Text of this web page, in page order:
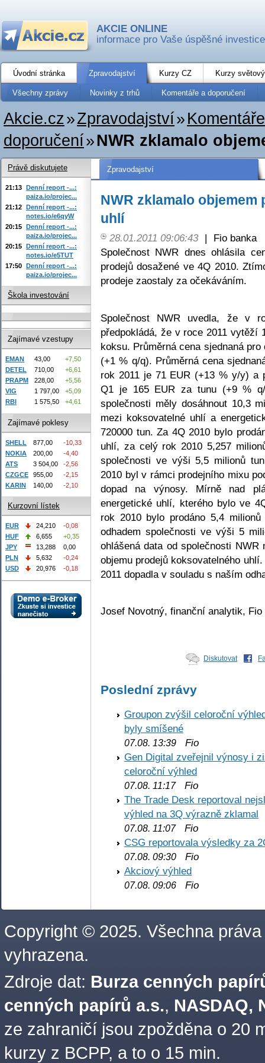
AKCIE ONLINE
informace pro Vaše úspěšné investice
Úvodní stránka Zpravodajství Kurzy CZ Kurzy
Všechny zprávy Novinky z trhů Komentáře a doporučení
Akcie.cz»Zpravodajství»
doporučení»NWR zklamalo
Zpravodajství
NWR zklamalo
uhlí
28.01.2011 09:06:43 |
Fio banka
Společnost NWR dnes ohlásila
prodejů dosažené ve 4Q 2010.
prodeje zaostaly za očekáváním.
Společnost NWR uvedla, že v
předpokládá, že v roce 2011
koksu. Průměrná cena sjednaná
(+1 % q/q). Průměrná cena
rok 2011 je 71 EUR (+13 % y/y) a
Q1 je 165 EUR za tunu (+9 %
společnosti měly dosáhnout 10,3
mezi koksovatelné uhlí a
720000 tun. Za 4Q 2010 bylo
uhlí, za celý rok 2010 5,257
společnosti ve výši 5,5 milionů
2010 byl v rámci prodejního mixu
dopad na výnosy. Mírně nad
energetické uhlí, kterého bylo ve
rok 2010 bylo prodáno 5,4
odhadem společnosti ve výši 5
ohlášená data od společnosti
objemu prodejů koksovatelného
2011 dopadla v souladu s naším
Josef Novotný, finanční analytik, Fio
Diskutovat
Poslední zprávy
Groupon zvýšil celoroční
byly smíšené
07.08. 13:39 Fio
Gen Digital zveřejnil výnosy i
celoroční výhled
07.08. 11:17Fio
The Trade Desk reportoval
výhled na 3Q výrazně zklamal
07.08. 11:07Fio
CSG reportovala výsledky za
07.08. 09:30 Fio
Akciový výhled
07.08. 09:06 Fio
Právě diskutujete
21:13 Denní report -...:
paiza.io/projec...
21:12 Denní report -...:
notes.io/e6qyW
20:15 Denní report -...:
paiza.io/projec...
20:15 Denní report -...:
notes.io/e5TUT
17:50 Denní report -...:
paiza.io/projec...
Škola investování
Zajímavé vzestupy
EMAN 43,00
+7,50
DETEL
710,00
+6,61
PRAPM
228,00
+5,56
VIG
1 797,00
+5,09
RBI
1 575,50 +4,61
Zajímavé poklesy
SHELL 877,00
-10,33
NOKIA
200,00
-4,40
ATS
3 504,00
-2,56
CZGCE
955,00
-2,15
KARIN
140,00 -2,10
Kurzovní lístek
EUR 24,210
-0,08
HUF
6,655
+0,35
JPY
13,288
0,00
PLN
5,632
-0,24
USD
20,976 -0,18
Copyright © 2025. Všechna práva
vyhrazena.
Zdroje dat: Burza cenných
cenných papírů a.s., NASDAQ,
ze zahraničí jsou zpožděna o 20
kurzy z BCPP, a to o 15 min.